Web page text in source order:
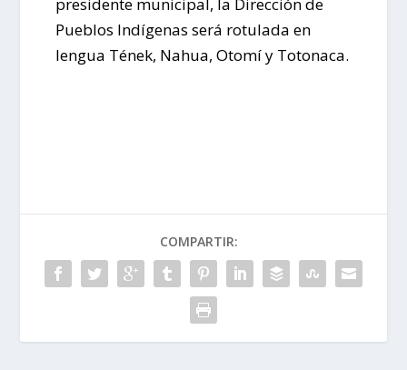
Pueblos Indígenas será rotulada en
lengua Tének, Nahua, Otomí y Totonaca.
COMPARTIR: